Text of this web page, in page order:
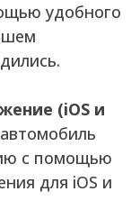
удобного
(iOS и
с помощью
для iOS и